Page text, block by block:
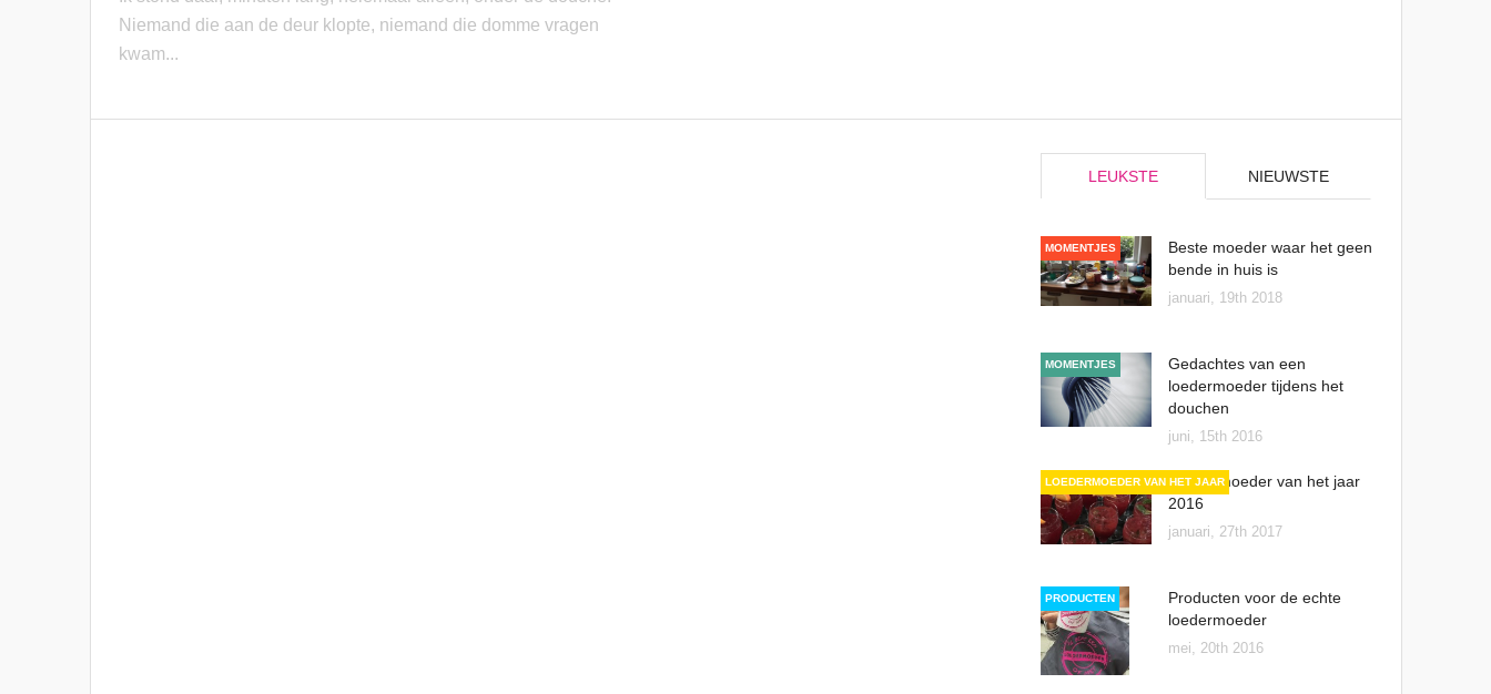
Niemand die aan de deur klopte, niemand die domme vragen
kwam...
LEUKSTE NIEUWSTE
Beste moeder waar het geen
bende in huis is
MOMENTJES
januari, 19th 2018
Gedachtes van een
loedermoeder tijdens het
douchen
MOMENTJES
juni, 15th 2016
Loedermoeder van het jaar
2016
LOEDERMOEDER VAN HET JAAR
januari, 27th 2017
Producten voor de echte
loedermoeder
PRODUCTEN
mei, 20th 2016